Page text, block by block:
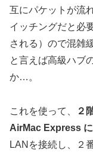
互にパケットが流
イッチングだと必
される）ので混雑
と言えば高級ハブ
か…。
これを使って、
２
AirMac Express
LANを接続し、２